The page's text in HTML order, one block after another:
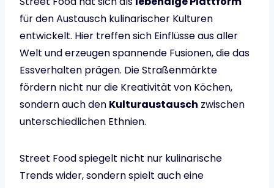
für den Austausch kulinarischer Kulturen
entwickelt. Hier treffen sich Einflüsse aus aller
Welt und erzeugen spannende Fusionen, die das
Essverhalten prägen. Die Straßenmärkte
fördern nicht nur die Kreativität von Köchen,
sondern auch den Kulturaustausch zwischen
unterschiedlichen Ethnien.
Street Food spiegelt nicht nur kulinarische
Trends wider, sondern spielt auch eine